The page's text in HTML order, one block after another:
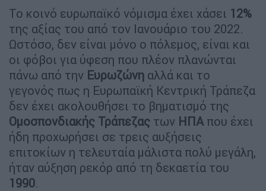
Το κοινό ευρωπαϊκό νόμισμα έχει χάσει 12%
της αξίας του από τον Ιανουάριο του 2022.
Ωστόσο, δεν είναι μόνο ο πόλεμος, είναι και
οι φόβοι για ύφεση που πλέον πλανώνται
πάνω από την Ευρωζώνη αλλά και το
γεγονός πως η Ευρωπαϊκή Κεντρική Τράπεζα
δεν έχει ακολουθήσει το βηματισμό της
Ομοσπονδιακής Τράπεζας των ΗΠΑ που έχει
ήδη προχωρήσει σε τρεις αυξήσεις
επιτοκίων η τελευταία μάλιστα πολύ μεγάλη,
ήταν αύξηση ρεκόρ από τη δεκαετία του
1990.